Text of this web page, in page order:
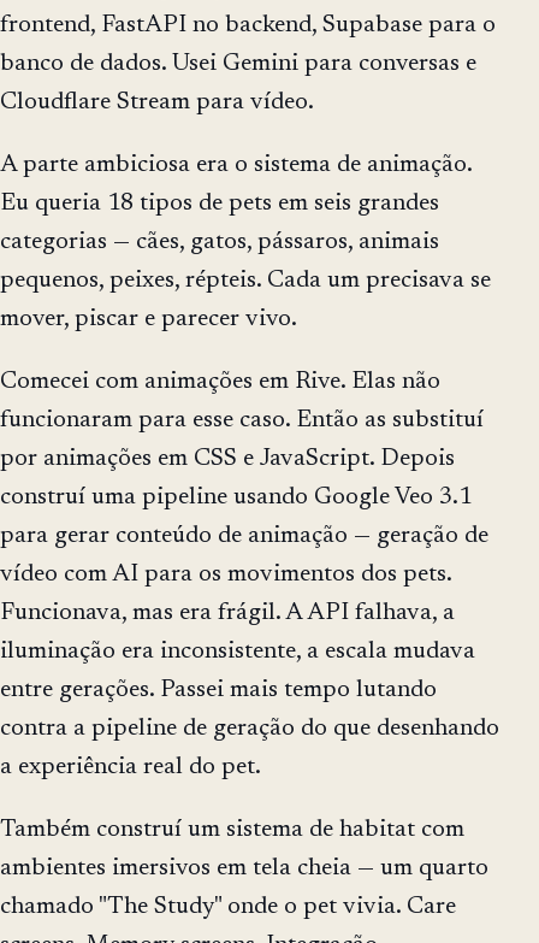
frontend, FastAPI no backend, Supabase para o
banco de dados. Usei Gemini para conversas e
Cloudflare Stream para vídeo.
A parte ambiciosa era o sistema de animação.
Eu queria 18 tipos de pets em seis grandes
categorias — cães, gatos, pássaros, animais
pequenos, peixes, répteis. Cada um precisava se
mover, piscar e parecer vivo.
Comecei com animações em Rive. Elas não
funcionaram para esse caso. Então as substituí
por animações em CSS e JavaScript. Depois
construí uma pipeline usando Google Veo 3.1
para gerar conteúdo de animação — geração de
vídeo com AI para os movimentos dos pets.
Funcionava, mas era frágil. A API falhava, a
iluminação era inconsistente, a escala mudava
entre gerações. Passei mais tempo lutando
contra a pipeline de geração do que desenhando
a experiência real do pet.
Também construí um sistema de habitat com
ambientes imersivos em tela cheia — um quarto
chamado "The Study" onde o pet vivia. Care